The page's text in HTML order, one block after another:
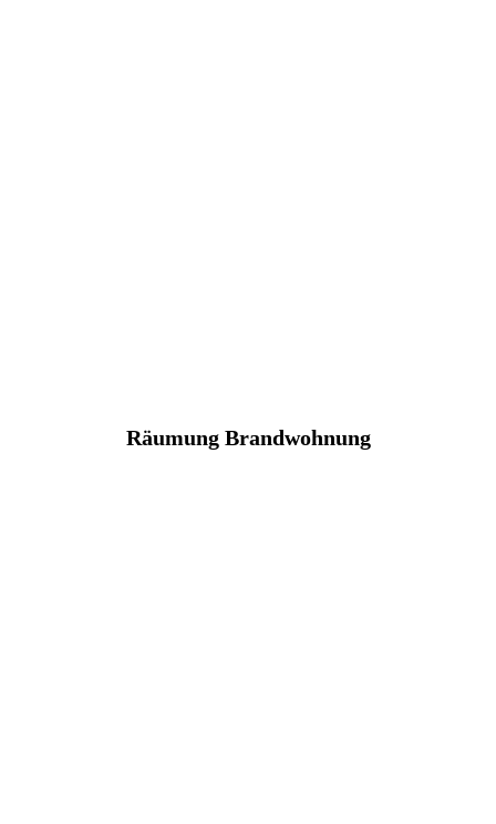
Räumung Brandwohnung